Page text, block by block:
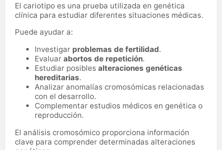
El cariotipo es una prueba utilizada en genética
clínica para estudiar diferentes situaciones médicas.
Puede ayudar a:
Investigar problemas de fertilidad.
Evaluar abortos de repetición.
Estudiar posibles alteraciones genéticas
hereditarias.
Analizar anomalías cromosómicas relacionadas
con el desarrollo.
Complementar estudios médicos en genética o
reproducción.
El análisis cromosómico proporciona información
clave para comprender determinadas alteraciones